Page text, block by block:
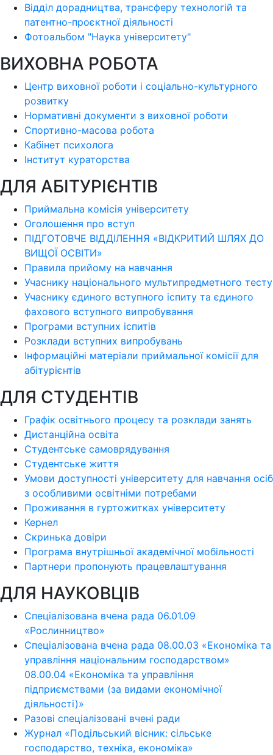
Відділ дорадництва, трансферу технологій та
патентно-проєктної діяльності
Фотоальбом "Наука університету"
ВИХОВНА РОБОТА
Центр виховної роботи і соціально-культурного
розвитку
Нормативні документи з виховної роботи
Спортивно-масова робота
Кабінет психолога
Інститут кураторства
ДЛЯ АБІТУРІЄНТІВ
Приймальна комісія університету
Оголошення про вступ
ПІДГОТОВЧЕ ВІДДІЛЕННЯ «ВІДКРИТИЙ ШЛЯХ ДО
ВИЩОЇ ОСВІТИ»
Правила прийому на навчання
Учаснику національного мультипредметного тесту
Учаснику єдиного вступного іспиту та єдиного
фахового вступного випробування
Програми вступних іспитів
Розклади вступних випробувань
Інформаційні матеріали приймальної комісії для
абітурієнтів
ДЛЯ СТУДЕНТІВ
Графік освітнього процесу та розклади занять
Дистанційна освіта
Студентське самоврядування
Студентське життя
Умови доступності університету для навчання осіб
з особливими освітніми потребами
Проживання в гуртожитках університету
Кернел
Скринька довіри
Програма внутрішньої академічної мобільності
Партнери пропонують працевлаштування
ДЛЯ НАУКОВЦІВ
Спеціалізована вчена рада 06.01.09
«Рослинництво»
Спеціалізована вчена рада 08.00.03 «Економіка та
управління національним господарством»
08.00.04 «Економіка та управління
підприємствами (за видами економічної
діяльності)»
Разові спеціалізовані вчені ради
Журнал «Подільський вісник: сільське
господарство, техніка, економіка»